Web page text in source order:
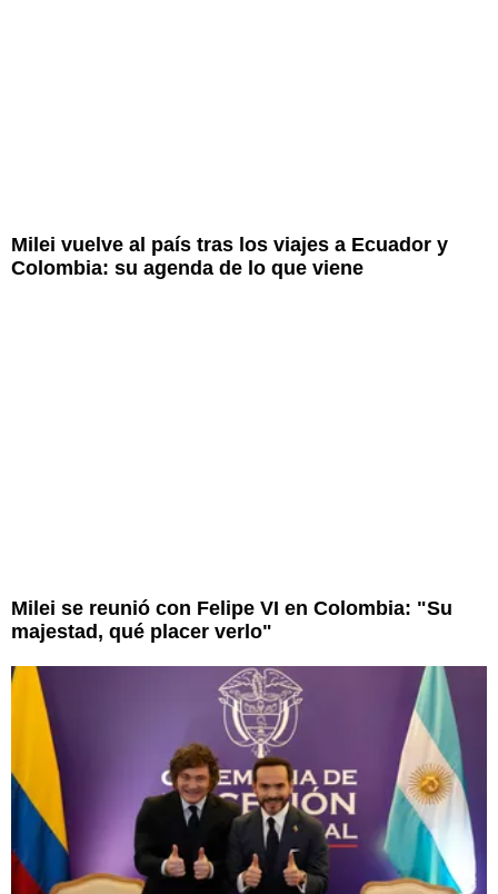
Milei vuelve al país tras los viajes a Ecuador y
Colombia: su agenda de lo que viene
Milei se reunió con Felipe VI en Colombia: "Su
majestad, qué placer verlo"